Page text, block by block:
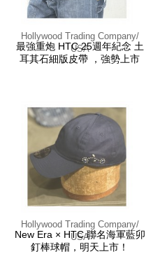
Hollywood Trading Company/
USA
最強重炮 HTC 25週年紀念 土
耳其石細版皮帶 ，強勢上市
Hollywood Trading Company/
USA
New Era × HTC 聯名海軍藍卯
釘棒球帽，明天上市！